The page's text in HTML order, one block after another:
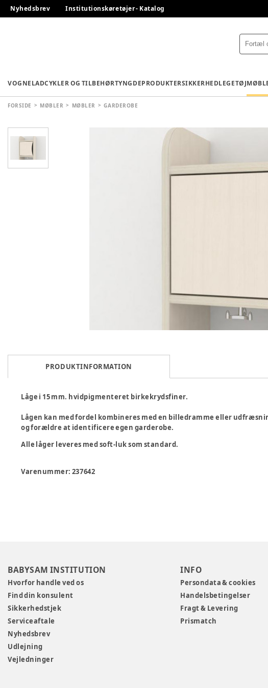
Nyhedsbrev Institutionskøretøjer - Katalog
VOGNELADCYKLER OG TILBEHØRTYNGDEPRODUKTERSIKKERHEDLEGETØJ
FORSIDE MØBLER MØBLER GARDEROBE
PRODUKTINFORMATION
Låge i 15 mm. hvidpigmenteret birkekrydsfiner.
Lågen kan med fordel kombineres med en billedramme eller
og forældre at identificere egen garderobe.
Alle låger leveres med soft-luk som standard.
Varenummer: 237642
BABYSAM INSTITUTION
Hvorfor handle ved os
Find din konsulent
Sikkerhedstjek
Serviceaftale
Nyhedsbrev
Udlejning
Vejledninger
INFO
Persondata & cookies
Handelsbetingelser
Fragt & Levering
Prismatch